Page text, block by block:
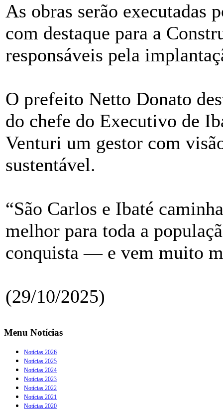
As obras serão executadas
com destaque para a
responsáveis pela
O prefeito Netto Donato
do chefe do Executivo de
Venturi um gestor com
sustentável.
“São Carlos e Ibaté
melhor para toda a
conquista — e vem muito
(29/10/2025)
Menu Notícias
Notícias 2026
Notícias 2025
Notícias 2024
Notícias 2023
Notícias 2022
Notícias 2021
Notícias 2020